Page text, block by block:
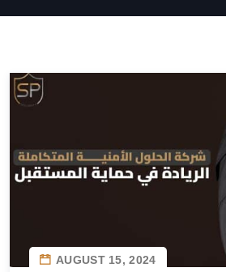
AUGUST 15, 2024